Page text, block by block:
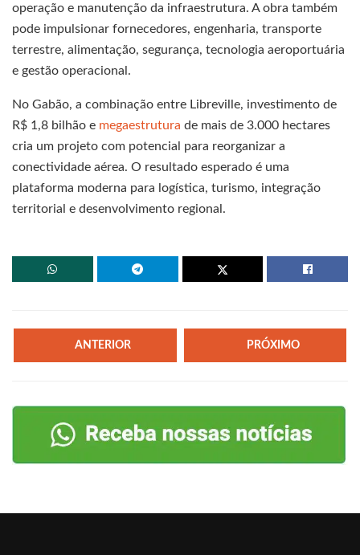
operação e manutenção da infraestrutura. A obra também
pode impulsionar fornecedores, engenharia, transporte
terrestre, alimentação, segurança, tecnologia aeroportuária
e gestão operacional.
No Gabão, a combinação entre Libreville, investimento de
R$ 1,8 bilhão e megaestrutura de mais de 3.000 hectares
cria um projeto com potencial para reorganizar a
conectividade aérea. O resultado esperado é uma
plataforma moderna para logística, turismo, integração
territorial e desenvolvimento regional.
ANTERIOR PRÓXIMO